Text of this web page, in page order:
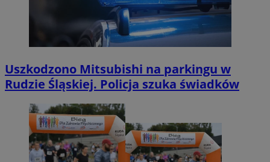
Uszkodzono Mitsubishi na parkingu w
Rudzie Śląskiej. Policja szuka świadków